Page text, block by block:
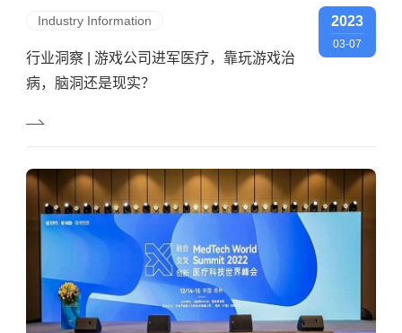
Industry Information
行业洞察 | 游戏公司进军医疗，靠玩游戏治
病，脑洞还是现实？
2023
03-07